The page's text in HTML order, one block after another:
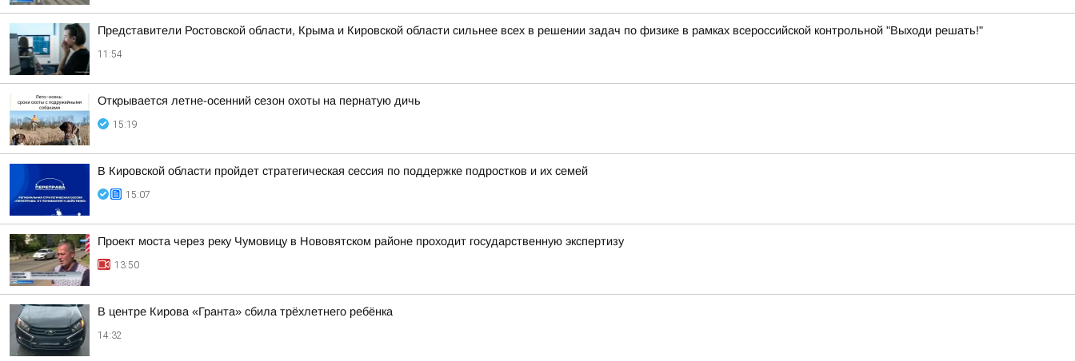
Представители Ростовской области, Крыма и Кировской области сильнее всех в решении задач по физике в рамках всероссийской контрольной "Выходи решать!"
11:54
Открывается летне-осенний сезон охоты на пернатую дичь
15:19
В Кировской области пройдет стратегическая сессия по поддержке подростков и их семей
15:07
Проект моста через реку Чумовицу в Нововятском районе проходит государственную экспертизу
13:50
В центре Кирова «Гранта» сбила трёхлетнего ребёнка
14:32